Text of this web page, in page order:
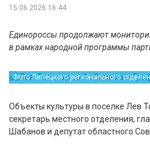
15.06.2026 16:44
Единороссы продолжают
в рамках народной программы
Фото Липецкого регионального
Объекты культуры в поселке Лев
секретарь местного отделения,
Шабанов и депутат областного